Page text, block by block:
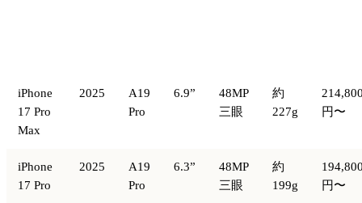
iPhone
17 Pro
Max
2025
A19
Pro
6.9”
48MP
三眼
約
227g
円〜
iPhone
17 Pro
2025
A19
Pro
6.3”
48MP
三眼
約
199g
円〜